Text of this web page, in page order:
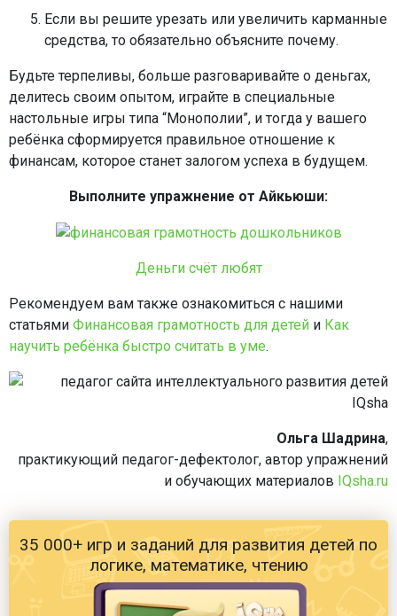
Если вы решите урезать или увеличить карманные
средства, то обязательно объясните почему.
Будьте терпеливы, больше разговаривайте о деньгах,
делитесь своим опытом, играйте в специальные
настольные игры типа “Монополии”, и тогда у вашего
ребёнка сформируется правильное отношение к
финансам, которое станет залогом успеха в будущем.
Выполните упражнение от Айкьюши:
Деньги счёт любят
Рекомендуем вам также ознакомиться с нашими
статьями Финансовая грамотность для детей и Как
научить ребёнка быстро считать в уме.
Ольга Шадрина,
практикующий педагог-дефектолог, автор упражнений
и обучающих материалов IQsha.ru
35 000+ игр и заданий для развития детей по
логике, математике, чтению